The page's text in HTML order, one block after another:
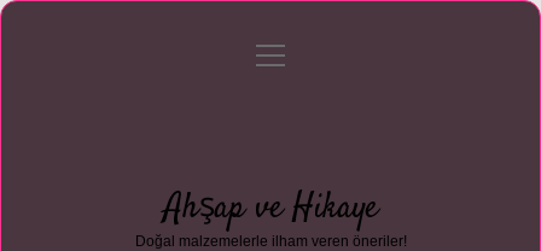
Gizlilik Politikası
menüyü
Ahşap ve Hikaye
Doğal malzemelerle ilham veren öneriler!